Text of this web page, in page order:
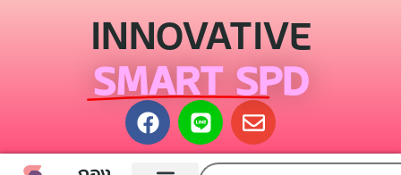
INNOVATIVE
SMART SPD